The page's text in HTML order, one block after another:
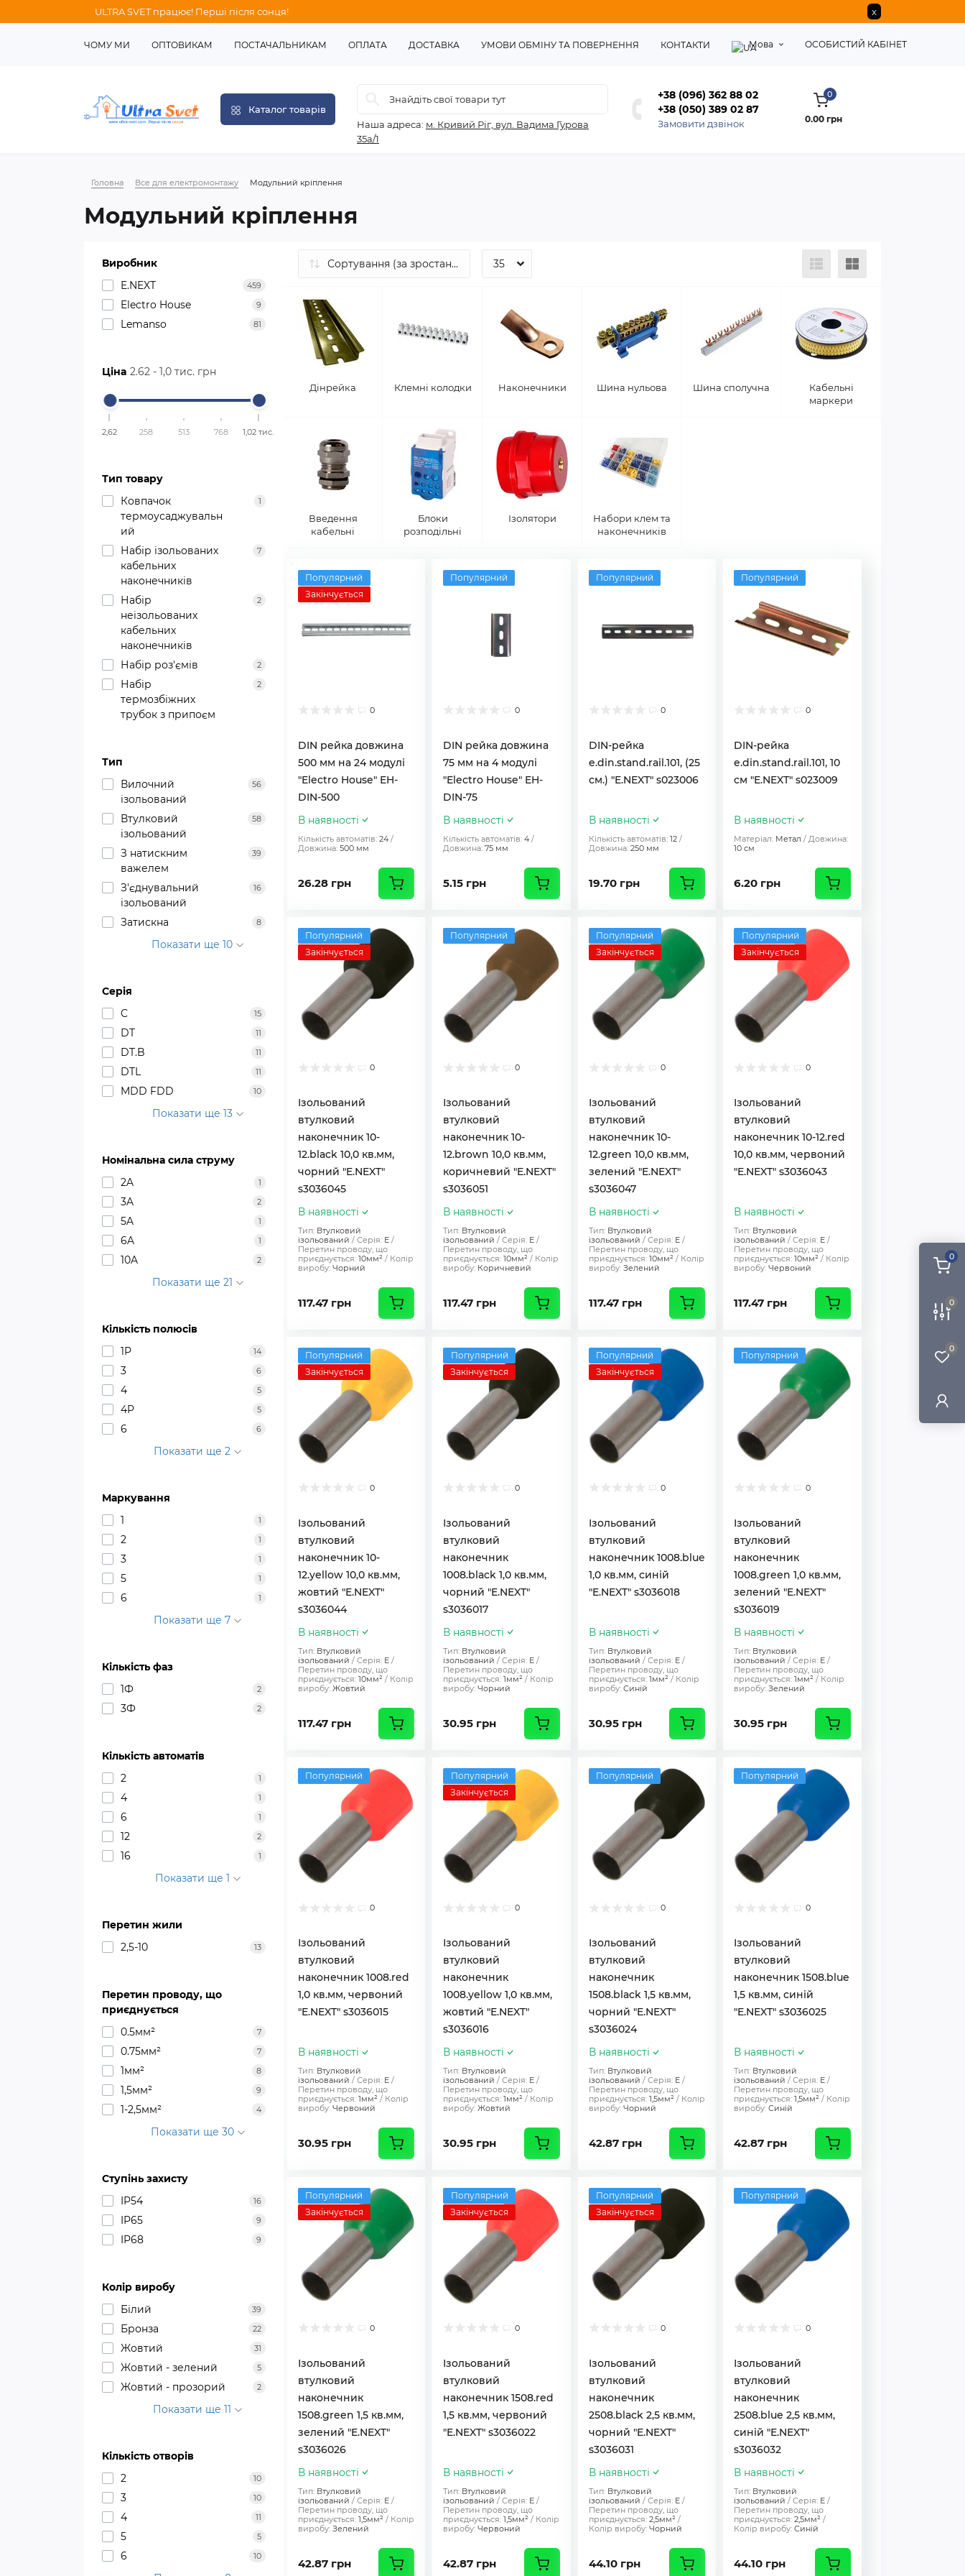
0
0
0
ULTRA SVET працює! Перші після сонця! x
ЧОМУ МИ ОПТОВИКАМ ПОСТАЧАЛЬНИКАМ ОПЛАТА ДОСТАВКА УМОВИ ОБМІНУ ТА ПОВЕРНЕННЯ КОНТАКТИ Мова ОСОБИСТИЙ КАБІНЕТ
Каталог товарів
Наша адреса: м. Кривий Ріг, вул. Вадима Гурова
35а/1
+38 (096) 362 88 02
+38 (050) 389 02 87
Замовити дзвінок
0
0.00 грн
Головна Все для електромонтажу Модульний кріплення
Модульний кріплення
Виробник
E.NEXT
459
Electro House 9
Lemanso 81
2.62 - 1,0 тис. грн
Ціна
2,62 258 513 768 1,02 тис.
Тип товару
Ковпачок
термоусаджувальн
ий
1
Набір ізольованих
кабельних
наконечників
7
Набір
неізольованих
кабельних
наконечників
2
Набір роз'ємів 2
Набір
термозбіжних
трубок з припоєм
2
Тип
Вилочний
ізольований
56
Втулковий
ізольований
58
З натискним
важелем
39
З'єднувальний
ізольований
16
Затискна 8
Показати ще 10
Серія
C
15
DT 11
DT.B 11
DTL 11
MDD FDD 10
Показати ще 13
Номінальна сила струму
2A
1
3A 2
5A 1
6A 1
10A 2
Показати ще 21
Кількість полюсів
1P
14
3 6
4 5
4P 5
6 6
Показати ще 2
Маркування
1
1
2 1
3 1
5 1
6 1
Показати ще 7
Кількість фаз
1Ф
2
3Ф 2
Кількість автоматів
2
1
4 1
6 1
12 2
16 1
Показати ще 1
Перетин жили
2,5-10
13
Перетин проводу, що
приєднується
0.5мм²
7
0.75мм² 7
1мм² 8
1,5мм² 9
1-2,5мм² 4
Показати ще 30
Ступінь захисту
IP54
16
IP65 9
IP68 9
Колір виробу
Білий
39
Бронза 22
Жовтий 31
Жовтий - зелений 5
Жовтий - прозорий 2
Показати ще 11
Кількість отворів
2
10
3 10
4 11
5 5
6 10
Дінрейка Клемні колодки Наконечники Шина нульова Шина сполучна
Кабельні
маркери
Введення
кабельні
Блоки
розподільні
Ізолятори
Набори клем та
наконечників
Популярний
Закінчується
0
DIN рейка довжина
500 мм на 24 модулі
"Electro House" EH-
DIN-500
В наявності
Кількість автоматів: 24
Довжина: 500 мм
26.28 грн
Популярний
0
DIN рейка довжина
75 мм на 4 модулі
"Electro House" EH-
DIN-75
В наявності
Кількість автоматів: 4
Довжина: 75 мм
5.15 грн
Популярний
0
DIN-рейка
e.din.stand.rail.101, (25
см.) "E.NEXT" s023006
В наявності
Кількість автоматів: 12
Довжина: 250 мм
19.70 грн
Популярний
0
DIN-рейка
e.din.stand.rail.101, 10
см "E.NEXT" s023009
В наявності
Матеріал: Метал
Довжина:
10 см
6.20 грн
Популярний
Закінчується
0
Ізольований
втулковий
наконечник 10-
12.black 10,0 кв.мм,
чорний "E.NEXT"
s3036045
В наявності
Тип: Втулковий
ізольований
Серія: Е
Перетин проводу, що
приєднується: 10мм²
Колір
виробу: Чорний
117.47 грн
Популярний
0
Ізольований
втулковий
наконечник 10-
12.brown 10,0 кв.мм,
коричневий "E.NEXT"
s3036051
В наявності
Тип: Втулковий
ізольований
Серія: Е
Перетин проводу, що
приєднується: 10мм²
Колір
виробу: Коричневий
117.47 грн
Популярний
Закінчується
0
Ізольований
втулковий
наконечник 10-
12.green 10,0 кв.мм,
зелений "E.NEXT"
s3036047
В наявності
Тип: Втулковий
ізольований
Серія: Е
Перетин проводу, що
приєднується: 10мм²
Колір
виробу: Зелений
117.47 грн
Популярний
Закінчується
0
Ізольований
втулковий
наконечник 10-12.red
10,0 кв.мм, червоний
"E.NEXT" s3036043
В наявності
Тип: Втулковий
ізольований
Серія: Е
Перетин проводу, що
приєднується: 10мм²
Колір
виробу: Червоний
117.47 грн
Популярний
Закінчується
0
Ізольований
втулковий
наконечник 10-
12.yellow 10,0 кв.мм,
жовтий "E.NEXT"
s3036044
В наявності
Тип: Втулковий
ізольований
Серія: Е
Перетин проводу, що
приєднується: 10мм²
Колір
виробу: Жовтий
117.47 грн
Популярний
Закінчується
0
Ізольований
втулковий
наконечник
1008.black 1,0 кв.мм,
чорний "E.NEXT"
s3036017
В наявності
Тип: Втулковий
ізольований
Серія: Е
Перетин проводу, що
приєднується: 1мм²
Колір
виробу: Чорний
30.95 грн
Популярний
Закінчується
0
Ізольований
втулковий
наконечник 1008.blue
1,0 кв.мм, синій
"E.NEXT" s3036018
В наявності
Тип: Втулковий
ізольований
Серія: Е
Перетин проводу, що
приєднується: 1мм²
Колір
виробу: Синій
30.95 грн
Популярний
0
Ізольований
втулковий
наконечник
1008.green 1,0 кв.мм,
зелений "E.NEXT"
s3036019
В наявності
Тип: Втулковий
ізольований
Серія: Е
Перетин проводу, що
приєднується: 1мм²
Колір
виробу: Зелений
30.95 грн
Популярний
0
Ізольований
втулковий
наконечник 1008.red
1,0 кв.мм, червоний
"E.NEXT" s3036015
В наявності
Тип: Втулковий
ізольований
Серія: Е
Перетин проводу, що
приєднується: 1мм²
Колір
виробу: Червоний
30.95 грн
Популярний
Закінчується
0
Ізольований
втулковий
наконечник
1008.yellow 1,0 кв.мм,
жовтий "E.NEXT"
s3036016
В наявності
Тип: Втулковий
ізольований
Серія: Е
Перетин проводу, що
приєднується: 1мм²
Колір
виробу: Жовтий
30.95 грн
Популярний
0
Ізольований
втулковий
наконечник
1508.black 1,5 кв.мм,
чорний "E.NEXT"
s3036024
В наявності
Тип: Втулковий
ізольований
Серія: Е
Перетин проводу, що
приєднується: 1,5мм²
Колір
виробу: Чорний
42.87 грн
Популярний
0
Ізольований
втулковий
наконечник 1508.blue
1,5 кв.мм, синій
"E.NEXT" s3036025
В наявності
Тип: Втулковий
ізольований
Серія: Е
Перетин проводу, що
приєднується: 1,5мм²
Колір
виробу: Синій
42.87 грн
Популярний
Закінчується
0
Ізольований
втулковий
наконечник
1508.green 1,5 кв.мм,
зелений "E.NEXT"
s3036026
В наявності
Тип: Втулковий
ізольований
Серія: Е
Перетин проводу, що
приєднується: 1,5мм²
Колір
виробу: Зелений
42.87 грн
Популярний
Закінчується
0
Ізольований
втулковий
наконечник 1508.red
1,5 кв.мм, червоний
"E.NEXT" s3036022
В наявності
Тип: Втулковий
ізольований
Серія: Е
Перетин проводу, що
приєднується: 1,5мм²
Колір
виробу: Червоний
42.87 грн
Популярний
Закінчується
0
Ізольований
втулковий
наконечник
2508.black 2,5 кв.мм,
чорний "E.NEXT"
s3036031
В наявності
Тип: Втулковий
ізольований
Серія: Е
Перетин проводу, що
приєднується: 2,5мм²
Колір виробу: Чорний
44.10 грн
Популярний
0
Ізольований
втулковий
наконечник
2508.blue 2,5 кв.мм,
синій "E.NEXT"
s3036032
В наявності
Тип: Втулковий
ізольований
Серія: Е
Перетин проводу, що
приєднується: 2,5мм²
Колір виробу: Синій
44.10 грн